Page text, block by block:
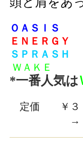
ＯＡＳＩＳ
乾
ＥＮＥＲＧＹ
ＳＰＲＡＳＨ
ＷＡＫＥ
頭
*一番人気は
定価 ￥３
→